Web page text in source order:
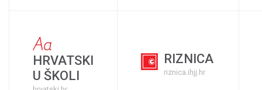
HRVATSKI
U ŠKOLI
RIZNICA
riznica.ihjj.hr